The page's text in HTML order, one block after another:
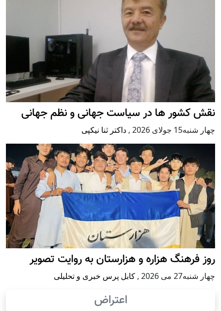
نقش کشور ها در سیاست جهانی و نظم جهانی
چهار شنبه15 جولای 2026 , داکتر ثنا نیکپی
روز فرهنگ هزاره و هزارستان به روایت تصویر
چهار شنبه27 می 2026 , کابل پرس خبری و تحلیلی
اعتراض